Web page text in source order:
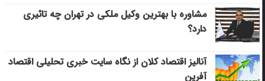
مشاوره با بهترین وکیل ملکی در تهران چه تاثیری
دارد؟
آنالیز اقتصاد کلان از نگاه سایت خبری تحلیلی اقتصاد
آفرین